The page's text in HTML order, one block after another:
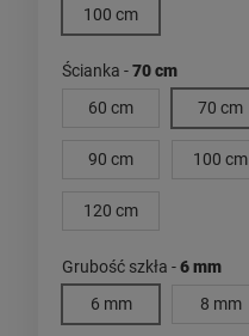
100 cm
Ścianka -70 cm
60 cm
70 cm
90 cm 100 cm
120 cm
Grubość szkła -6 mm
6 mm
8 mm